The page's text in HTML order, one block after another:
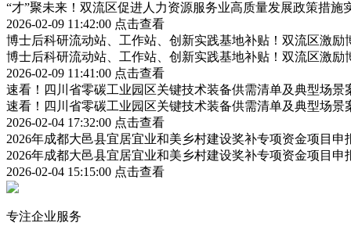
“才”聚未来！双流区促进人力资源服务业高质量发展政策措施
2026-02-09 11:42:00 点击查看
博士后科研流动站、工作站、创新实践基地补贴！双流区激
博士后科研流动站、工作站、创新实践基地补贴！双流区激
2026-02-09 11:41:00 点击查看
速看！四川省零碳工业园区关键技术装备供需清单及典型场
速看！四川省零碳工业园区关键技术装备供需清单及典型场
2026-02-04 17:32:00 点击查看
2026年成都大邑县宜居宜业和美乡村建设奖补专项资金项目
2026年成都大邑县宜居宜业和美乡村建设奖补专项资金项目
2026-02-04 15:15:00 点击查看
专注企业服务